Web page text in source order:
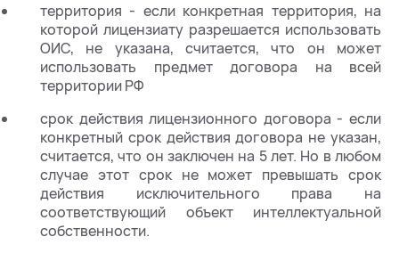
территория - если конкретная территория, на
которой лицензиату разрешается использовать
ОИС, не указана, считается, что он может
использовать предмет договора на всей
территории РФ
срок действия лицензионного договора - если
конкретный срок действия договора не указан,
считается, что он заключен на 5 лет. Но в любом
случае этот срок не может превышать срок
действия исключительного права на
соответствующий объект интеллектуальной
собственности.